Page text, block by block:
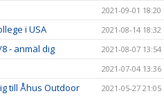
2021-09-01 18:20
i USA 2021-08-14 18:32
- anmäl dig 2021-08-07 13:54
2021-07-04 13:36
till Åhus Outdoor 2021-05-27 21:05